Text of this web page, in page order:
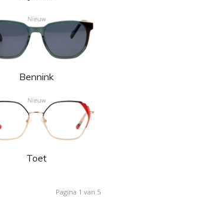
Bennink
Toet
Pagina 1 van 5